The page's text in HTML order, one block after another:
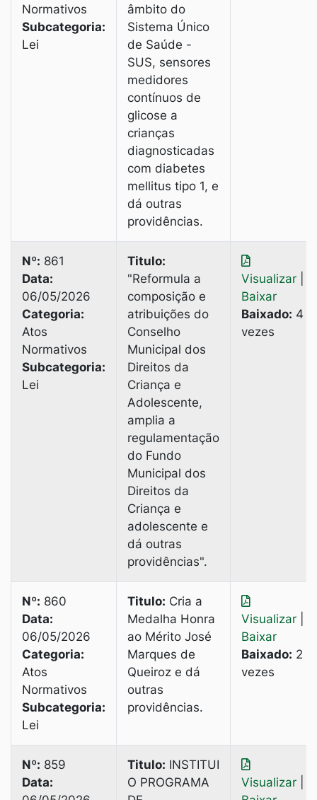
Normativos
Subcategoria:
Lei
âmbito do
Sistema Único
de Saúde -
SUS, sensores
medidores
contínuos de
glicose a
crianças
diagnosticadas
com diabetes
mellitus tipo 1, e
dá outras
providências.
Nº: 861
Data:
06/05/2026
Categoria:
Atos
Normativos
Subcategoria:
Lei
Titulo:
"Reformula a
composição e
atribuições do
Conselho
Municipal dos
Direitos da
Criança e
Adolescente,
amplia a
regulamentação
do Fundo
Municipal dos
Direitos da
Criança e
adolescente e
dá outras
providências".
Visualizar
Baixar
Baixado: 4
vezes
Nº: 860
Data:
06/05/2026
Categoria:
Atos
Normativos
Subcategoria:
Lei
Titulo: Cria a
Medalha Honra
ao Mérito José
Marques de
Queiroz e dá
outras
providências.
Visualizar
Baixar
Baixado: 2
vezes
Nº: 859
Data:
Titulo: INSTITUI
O PROGRAMA
Visualizar